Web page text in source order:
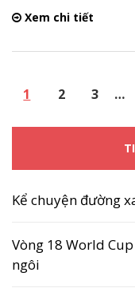
Xem chi tiết
1 2 3 …
Kể chuyện đường
Vòng 18 World
ngôi